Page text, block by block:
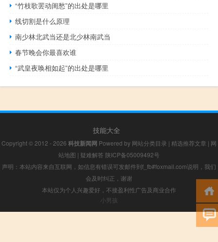
“竹枝歌罢动闺愁”的出处是哪里
线切割是什么原理
南少林北武当还是北少林南武当
春节晚会你最喜欢谁
“武皇夜唤相如起”的出处是哪里
技能大全
Copyright © 2012 - 2026 科技新闻网 Powered by 网站分类目录 | 精选推荐文章 | 网
站地图 | 疑难解答 陕ICP备05009492号
声明：本站内容来自互联网，如信息有错误可发邮件到f_fb#foxmail.com说明，我们
会及时纠正，谢谢
本站仅为个人兴趣爱好，不接盈利性广告及商业合作
小男孩